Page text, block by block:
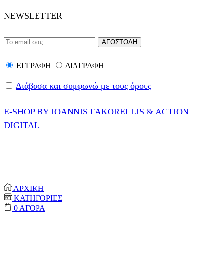
NEWSLETTER
ΕΓΓΡΑΦΗ ΔΙΑΓΡΑΦΗ
Διάβασα και συμφωνώ με τους όρους
E-SHOP BY IOANNIS FAKORELLIS & ACTION
DIGITAL
ΑΡΧΙΚΗ
ΚΑΤΗΓΟΡΙΕΣ
0ΑΓΟΡΑ